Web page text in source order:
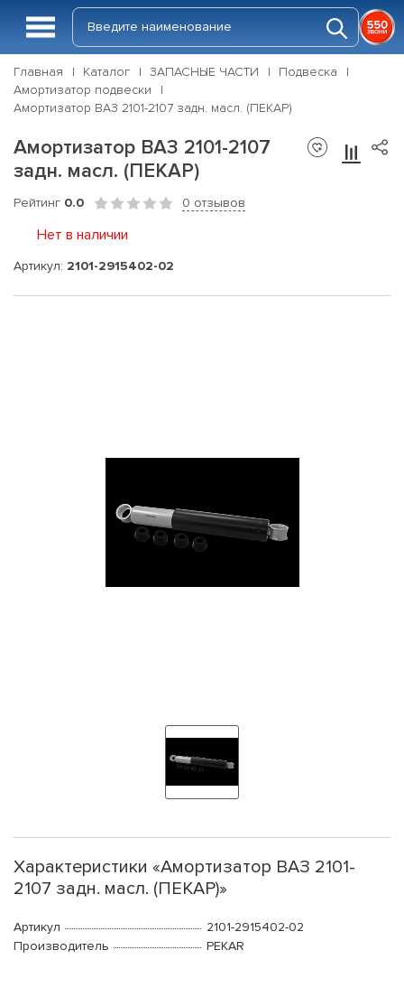
Главная Каталог ЗАПАСНЫЕ ЧАСТИ
Подвеска
Амортизатор подвески
Амортизатор ВАЗ 2101-2107 задн. масл. (ПЕКАР)
Амортизатор ВАЗ 2101-2107
задн. масл. (ПЕКАР)
Рейтинг 0.0 0 отзывов
Нет в наличии
Артикул: 2101-2915402-02
Характеристики «Амортизатор ВАЗ 2101-
2107 задн. масл. (ПЕКАР)»
Артикул
2101-2915402-02
Производитель
PEKAR